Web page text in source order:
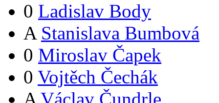
0 Ladislav Body
A Stanislava Bumbová
0 Miroslav Čapek
0 Vojtěch Čechák